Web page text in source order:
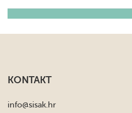
KONTAKT
info@sisak.hr